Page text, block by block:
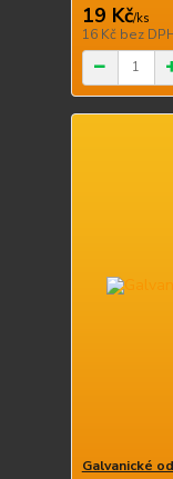
19 Kč/ks
16 Kč bez
Galvanické